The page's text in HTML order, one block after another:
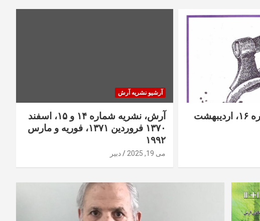
آرش، نشریه شماره ۱۶، اردیبهشت
آرشیو نشریه آرش
آرش، نشریه شماره ۱۴ و ۱۵، اسفند
۱۳۷۰ فروردین ۱۳۷۱، فوریه و مارس
۱۹۹۲
می 19, 2025 دبیر